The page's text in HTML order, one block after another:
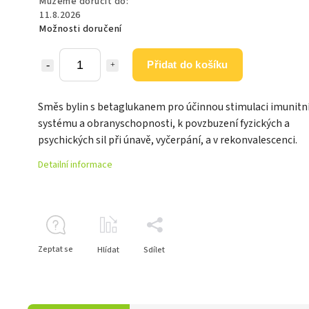
11.8.2026
Možnosti doručení
Přidat do košíku
Směs bylin s betaglukanem pro účinnou stimulaci
systému a obranyschopnosti, k povzbuzení fyzických a
psychických sil při únavě, vyčerpání, a v rekonvalescenci.
Detailní informace
Zeptat se Hlídat Sdílet